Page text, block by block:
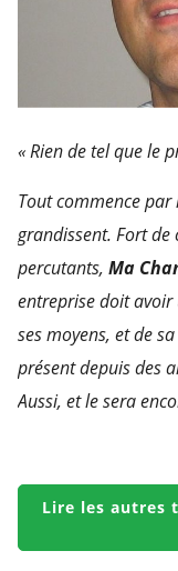
« Rien de tel que le
Tout commence
grandissent. Fort de
percutants, Ma
entreprise doit
ses moyens, etde
présent depuis des
Aussi, et le sera
Lire les autres